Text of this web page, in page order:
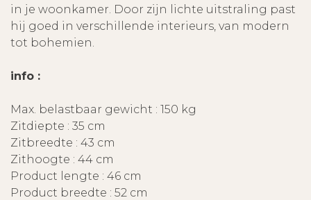
in je woonkamer. Door zijn lichte uitstraling past
hij goed in verschillende interieurs, van modern
tot bohemien.
info :
Max. belastbaar gewicht : 150 kg
Zitdiepte : 35 cm
Zitbreedte : 43 cm
Zithoogte : 44 cm
Product lengte : 46 cm
Product breedte : 52 cm